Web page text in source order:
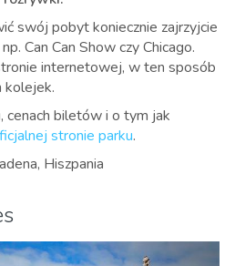
swój pobyt koniecznie zajrzyjcie
Can Can Show czy Chicago.
internetowej, w ten sposób
kolejek.
cenach biletów i o tym jak
stronie parku.
Hiszpania